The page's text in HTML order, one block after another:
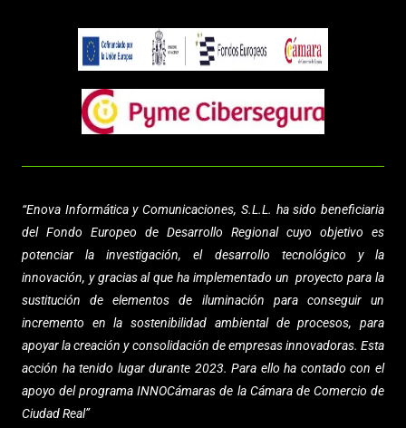
“Enova Informática y Comunicaciones, S.L.L. ha sido beneficiaria
del Fondo Europeo de Desarrollo Regional cuyo objetivo es
potenciar la investigación, el desarrollo tecnológico y la
innovación, y gracias al que ha implementado un proyecto para la
sustitución de elementos de iluminación para conseguir un
incremento en la sostenibilidad ambiental de procesos,
para
apoyar la creación y consolidación de empresas innovadoras. Esta
acción ha tenido lugar durante 2023. Para ello ha contado con el
apoyo del programa INNOCámaras de la Cámara de Comercio de
Ciudad Real”